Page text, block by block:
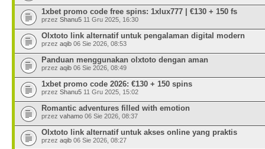
1xbet promo code free spins: 1xlux777 | €130 + 150 fs
przez Shanu5 11 Gru 2025, 16:30
Olxtoto link alternatif untuk pengalaman digital modern
przez aqib 06 Sie 2026, 08:53
Panduan menggunakan olxtoto dengan aman
przez aqib 06 Sie 2026, 08:49
1xbet promo code 2026: €130 + 150 spins
przez Shanu5 11 Gru 2025, 15:02
Romantic adventures filled with emotion
przez vahamo 06 Sie 2026, 08:37
Olxtoto link alternatif untuk akses online yang praktis
przez aqib 06 Sie 2026, 08:27